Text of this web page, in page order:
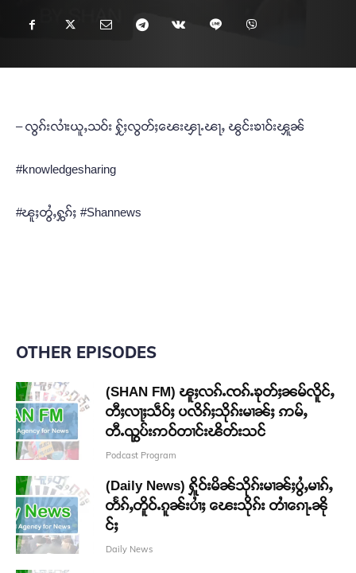
– လွၵ်းလၢႆးယူႇသဝ်း ႁႂ်ႈလွတ်ႈၽေးၾႃႉၽႃႇ ၽွင်းၶၢဝ်းၾူၼ်
#knowledgesharing
#ၽူႈတွႆႇႁွၵ်ႈ #Shannews
OTHER EPISODES
(SHAN FM) ၽူႈလၵ်ႉၸၵ်ႉၶုတ်ႈၼမ်လိူင်ႇ
တီႈလႃႈသဵဝ်ႈ ပလိၵ်ႈသိုၵ်းမၢၼ်ႈ ဢမ်ႇ
တီႉၺွပ်းဢဝ်တၢင်းၽိတ်းသင်
Podcast Program
(Daily News) ႁိူဝ်းမိၼ်သိုၵ်းမၢၼ်ႈပွႆႇမၢၵ်ႇ
တႅၵ်ႇတိူဝ်ႉၵူၼ်းပၢႆႈ ၽေးသိုၵ်း တၢႆၵေႃႉၼို
င်ႈ
Daily News